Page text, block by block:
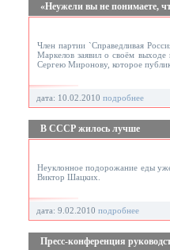
«Неужели вы не понимаете,
Член партии `Справедливая
Маркелов заявил о своём выходе
Сергею Миронову, которое
дата: 10.02.2010 подробнее
В СССР жилось лучше
Неуклонное подорожание еды
Виктор Шацких.
дата: 9.02.2010 подробнее
Пресс-конференция